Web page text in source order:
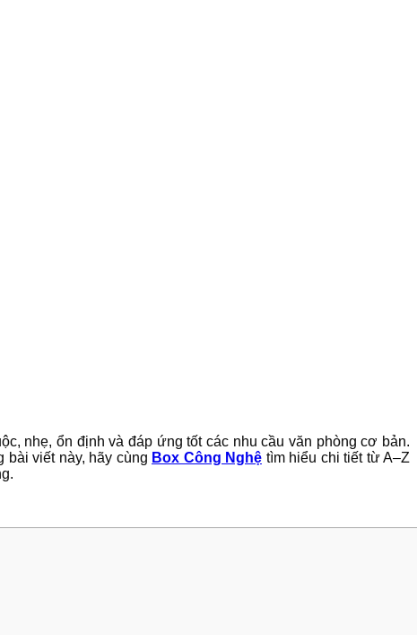
nhẹ, ổn định và đáp ứng tốt các nhu cầu văn phòng cơ bản.
bài viết này, hãy cùng Box Công Nghệ tìm hiểu chi tiết từ A–Z